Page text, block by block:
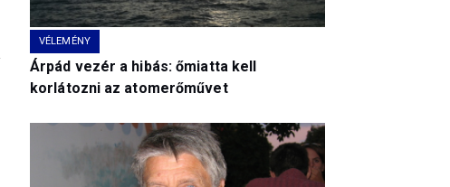
Megosztás
VÉLEMÉNY
Árpád vezér a hibás: őmiatta kell
korlátozni az atomerőművet